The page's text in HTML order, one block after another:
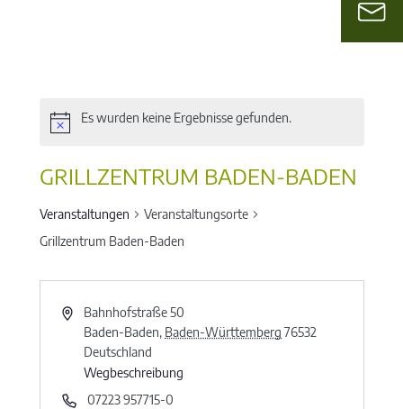
Es wurden keine Ergebnisse gefunden.
GRILLZENTRUM BADEN-BADEN
Veranstaltungen
Veranstaltungsorte
Grillzentrum Baden-Baden
Bahnhofstraße 50
Baden-Baden, Baden-Württemberg 76532
Deutschland
Wegbeschreibung
07223 957715-0